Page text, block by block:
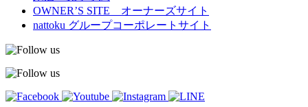
OWNER’S SITE オーナーズサイト
nattoku グループコーポレートサイト